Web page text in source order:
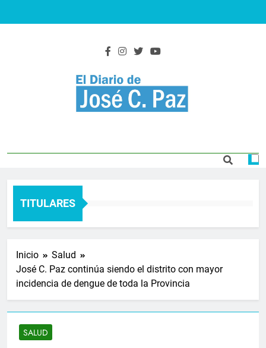
C. Paz
TITULARES
Inicio
Salud
José C. Paz continúa siendo el distrito con mayor
incidencia de dengue de toda la Provincia
SALUD